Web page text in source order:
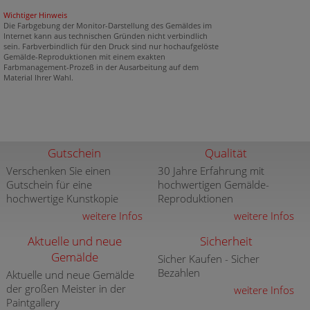
Wichtiger Hinweis
Die Farbgebung der Monitor-Darstellung des Gemäldes im
Internet kann aus technischen Gründen nicht verbindlich
sein. Farbverbindlich für den Druck sind nur hochaufgelöste
Gemälde-Reproduktionen mit einem exakten
Farbmanagement-Prozeß in der Ausarbeitung auf dem
Material Ihrer Wahl.
Gutschein
Verschenken Sie einen
Gutschein für eine
hochwertige Kunstkopie
weitere Infos
Qualität
30 Jahre Erfahrung mit
hochwertigen Gemälde-
Reproduktionen
weitere Infos
Aktuelle und neue
Gemälde
Aktuelle und neue Gemälde
der großen Meister in der
Paintgallery
Sicherheit
Sicher Kaufen - Sicher
Bezahlen
weitere Infos